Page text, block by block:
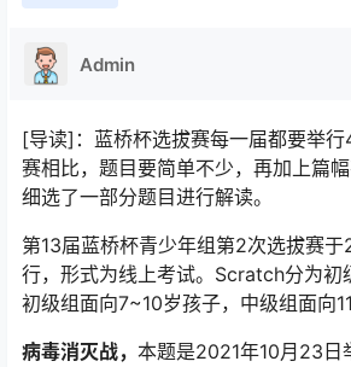
Admin
[导读]：蓝桥杯选拔赛每一届都要举
赛相比，题目要简单不少，再加上篇
细选了一部分题目进行解读。
第13届蓝桥杯青少年组第2次选拔赛
行，形式为线上考试。Scratch分为初
初级组面向7~10岁孩子，中级组面向
病毒消灭战， 本题是2021年10月23日